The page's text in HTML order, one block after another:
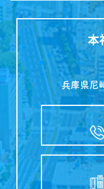
本
兵庫県尼